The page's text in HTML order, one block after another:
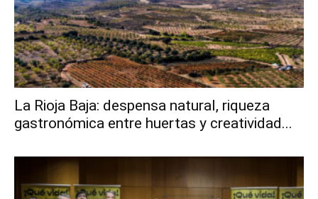
La Rioja Baja: despensa natural, riqueza
gastronómica entre huertas y creatividad...